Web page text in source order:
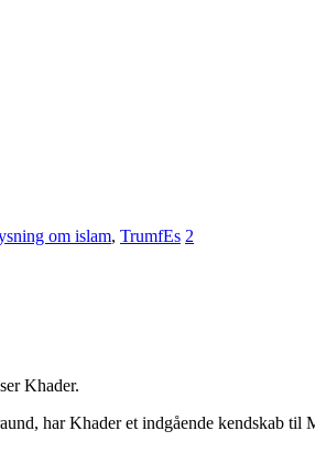
om islam, TrumfEs 2
Khader.
har Khader et indgående kendskab til